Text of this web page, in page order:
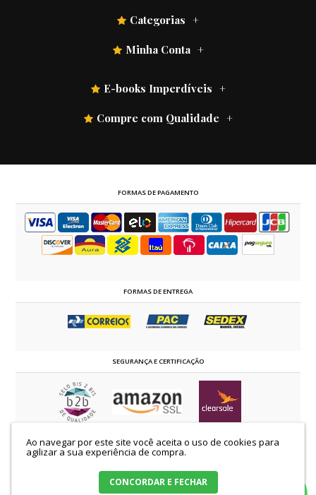
Ao navegar por este site você aceita o uso de cookies para
agilizar a sua experiência de compra.
CONCORDAR E FECHAR
Categorias
Minha Conta
E-books Imperdíveis
Compre com Qualidade
FORMAS DE PAGAMENTO
FORMAS DE ENTREGA
SEGURANÇA E CERTIFICAÇÃO
©2014 - 2024 estrelaevangelica.com.br | TODOS OS DIREITOS RESERVADOS
K.C.S Comércio de Confecções Ltda | CNPJ: 58.509.129/0001-00
Paraná - 87600.000 |Mapa do site